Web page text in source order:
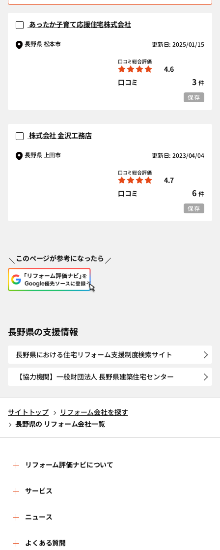
あったか子育て応援住宅株式会社
長野県 松本市 更新日: 2025/01/15
口コミ総合評価
4.6
口コミ
3 件
保存
株式会社 金沢工務店
長野県 上田市 更新日: 2023/04/04
口コミ総合評価
4.7
口コミ
6 件
保存
このページが参考になったら
長野県の支援情報
長野県における住宅リフォーム支援制度検索サイト
【協力機関】一般財団法人 長野県建築住宅センター
サイトトップ
リフォーム会社を探す
長野県の リフォーム会社一覧
リフォーム評価ナビについて
リフォーム評価ナビとは
運営体制
はじめての方へ
サービス
リフォーム会社を探す
リフォーム事例を見る
ニュース
新着情報
よくある質問